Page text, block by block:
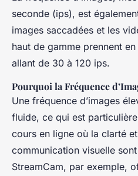
seconde (ips), est
images saccadées et les
haut de gamme prennent
allant de 30 à 120 ips.
Pourquoi la Fréquence
Une fréquence d’images
fluide, ce qui est
cours en ligne où la clarté
communication visuelle
StreamCam, par exemple,